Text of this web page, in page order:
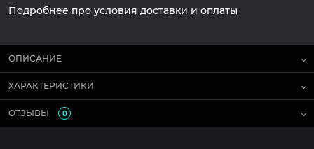
Подробнее про условия доставки и оплаты
ОПИСАНИЕ
ХАРАКТЕРИСТИКИ
ОТЗЫВЫ 0